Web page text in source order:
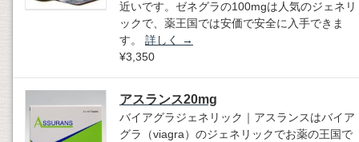
近いです。ゼネグラの100mgは人気のジェネリ
ックで、薬王国では安価で安全に入手できま
す。 詳しく
→
¥3,350
アスランス20mg
バイアグラジェネリック｜アスランスはバイア
グラ（viagra）のジェネリックでお薬の王国で